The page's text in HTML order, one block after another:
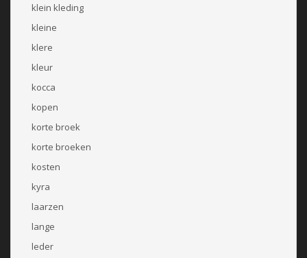
klein kleding
kleine
klere
kleur
kocca
kopen
korte broek
korte broeken
kosten
kyra
laarzen
lange
leder